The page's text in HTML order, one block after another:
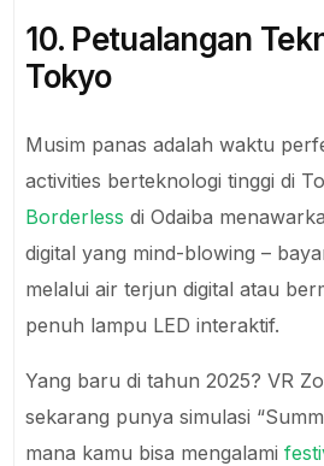
10. Petualangan
Tokyo
Musim panas adalah waktu
activities berteknologi tinggi di
Borderless di Odaiba
digital yang mind-blowing –
melalui air terjun digital atau
penuh lampu LED interaktif.
Yang baru di tahun 2025? VR
sekarang punya simulasi
mana kamu bisa mengalami